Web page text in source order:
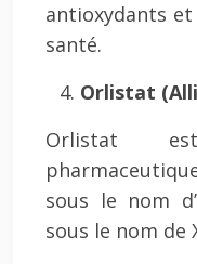
antioxydants
santé.
Orlistat
Orlistat
sous le nom
sous le nom de